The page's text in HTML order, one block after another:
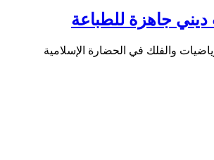
جاهزة للطباعة
والفلك في الحضارة الإسلامية